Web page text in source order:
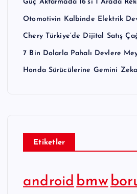
Güç Aktarmada 16’sı 1 Arada
Otomotivin Kalbinde Elektrik
Chery Türkiye’de Dijital Satış
7 Bin Dolarla Pahalı Devlere
Honda Sürücülerine Gemini
Etiketler
android bmw